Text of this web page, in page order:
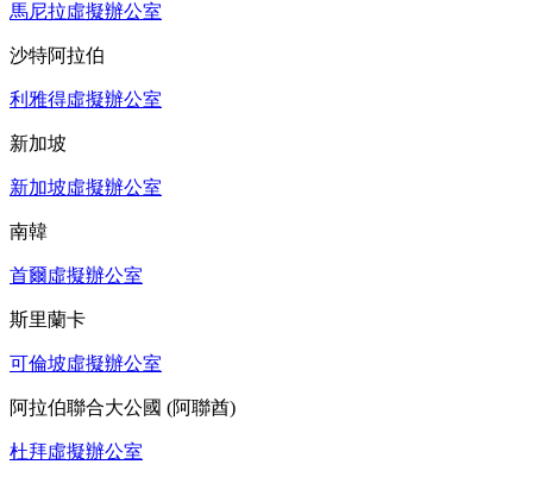
馬尼拉虛擬辦公室
沙特阿拉伯
利雅得虛擬辦公室
新加坡
新加坡虛擬辦公室
南韓
首爾虛擬辦公室
斯里蘭卡
可倫坡虛擬辦公室
阿拉伯聯合大公國 (阿聯酋)
杜拜虛擬辦公室